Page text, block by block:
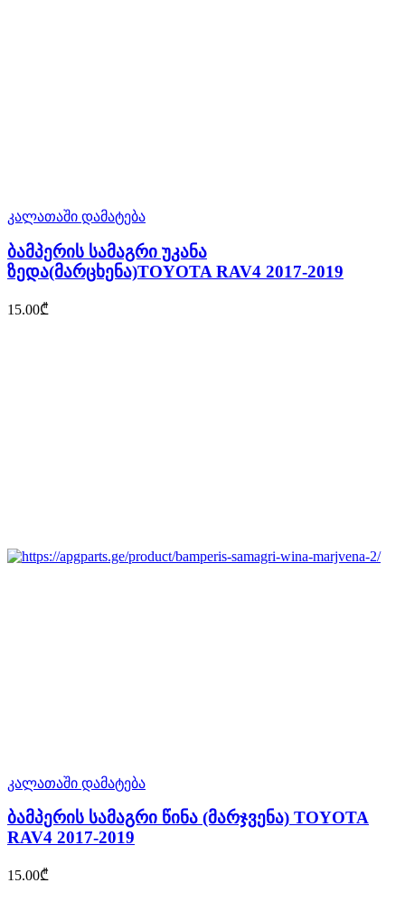
კალათაში დამატება
ბამპერის სამაგრი უკანა
ზედა(მარცხენა)TOYOTA RAV4 2017-2019
15.00₾
კალათაში დამატება
ბამპერის სამაგრი წინა (მარჯვენა) TOYOTA
RAV4 2017-2019
15.00₾